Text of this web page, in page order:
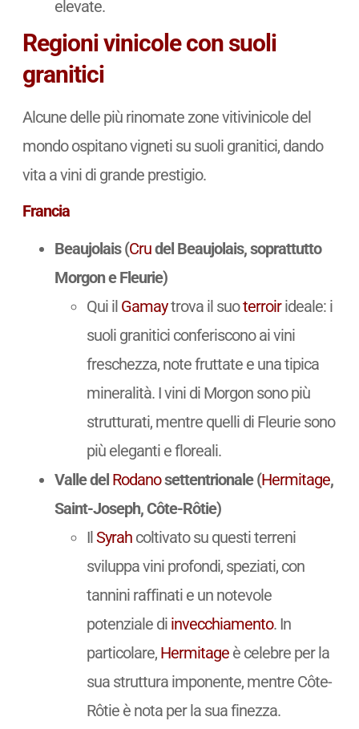
elevate.
Regioni vinicole con suoli
granitici
Alcune delle più rinomate zone vitivinicole del
mondo ospitano vigneti su suoli granitici, dando
vita a vini di grande prestigio.
Francia
Beaujolais (Crudel Beaujolais, soprattutto
Morgon e Fleurie)
Qui il Gamaytrova il suoterroirideale: i
suoli granitici conferiscono ai vini
freschezza, note fruttate e una tipica
mineralità. I vini di Morgon sono più
strutturati, mentre quelli di Fleurie sono
più eleganti e floreali.
Valle del Rodanosettentrionale (Hermitage,
Saint-Joseph, Côte-Rôtie)
IlSyrahcoltivato su questi terreni
sviluppa vini profondi, speziati, con
tannini raffinati e un notevole
potenziale di invecchiamento. In
particolare, Hermitageè celebre per la
sua struttura imponente, mentre Côte-
Rôtie è nota per la sua finezza.